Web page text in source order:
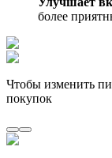
более
Чтобы изменить
покупок